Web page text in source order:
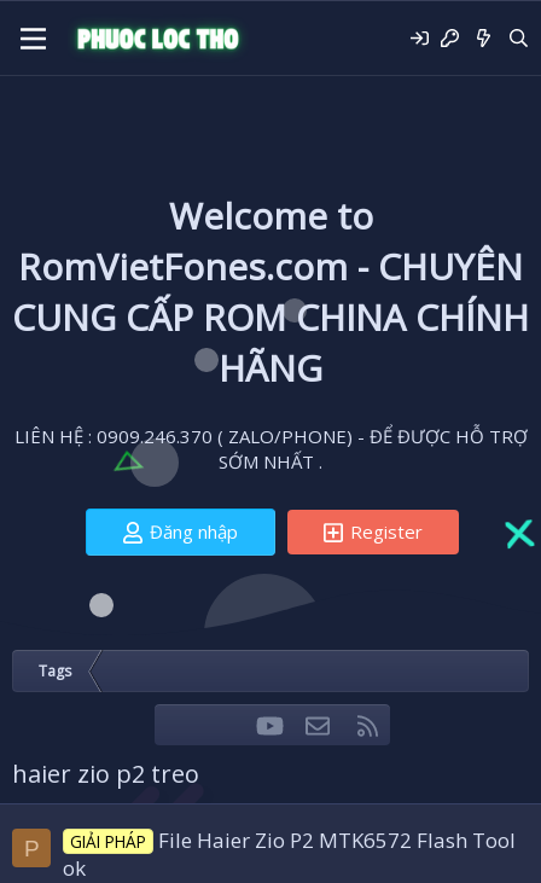
Welcome to
RomVietFones.com - CHUYÊN
CUNG CẤP ROM CHINA CHÍNH
HÃNG
LIÊN HỆ : 0909.246.370 ( ZALO/PHONE) - ĐỂ ĐƯỢC HỖ TRỢ
SỚM NHẤT .
Đăng nhập Register
Tags
FacebookTwitteryoutubeLiên hệ
haier zio p2 treo
P GIẢI PHÁP
File Haier Zio P2 MTK6572 Flash Tool
ok